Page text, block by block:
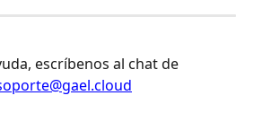
escríbenos al chat de